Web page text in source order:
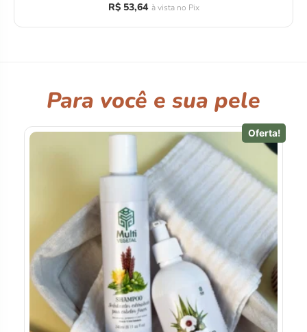
R$53,64 à vista no Pix
Para você e sua pele
Oferta!